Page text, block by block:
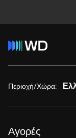
Περιοχή/Χώρα:
Αγορές